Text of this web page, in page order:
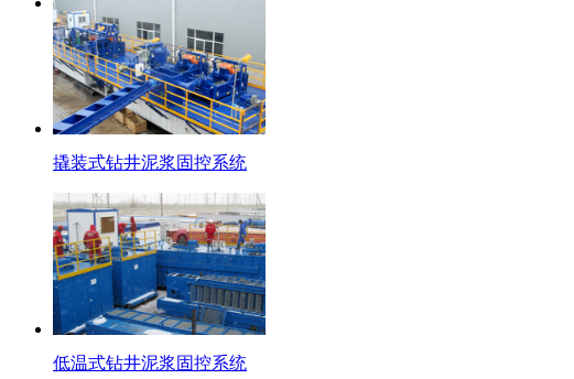
撬装式钻井泥浆固控系统
低温式钻井泥浆固控系统